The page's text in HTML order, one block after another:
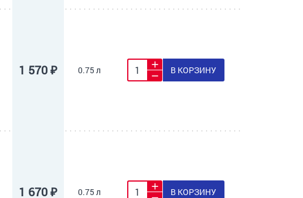
1 570 ₽ 0.75 л В КОРЗИНУ
1 670 ₽ 0.75 л В КОРЗИНУ